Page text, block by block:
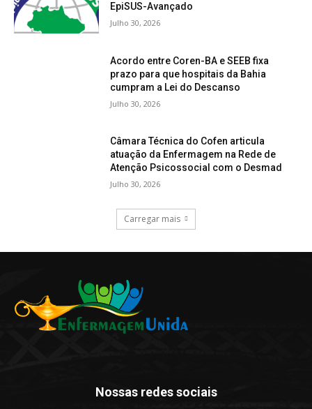
EpiSUS-Avançado
Julho 30, 2026
Acordo entre Coren-BA e SEEB fixa
prazo para que hospitais da Bahia
cumpram a Lei do Descanso
Julho 30, 2026
Câmara Técnica do Cofen articula
atuação da Enfermagem na Rede de
Atenção Psicossocial com o Desmad
Julho 30, 2026
Carregar mais
Nossas redes sociais